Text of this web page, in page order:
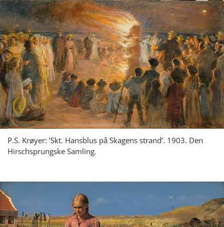
P.S. Krøyer: ’Skt. Hansblus på Skagens strand’. 1903. Den
Hirschsprungske Samling.